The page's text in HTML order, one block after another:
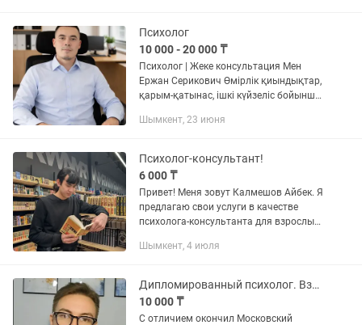
мысли и...
Психолог
10 000 - 20 000 ₸
Психолог | Жеке консультация Мен
Ержан Серикович Өмірлік қиындықтар,
қарым-қатынас, ішкі күйзеліс бойынша
сақталады. Онлайн / офлайн.
Шымкент, 23 июня
Психолог-консультант!
6 000 ₸
Привет! Меня зовут Калмешов Айбек. Я
предлагаю свои услуги в качестве
психолога-консультанта для взрослых
им.Ельцина. Россия, г.Екатеринбург
Шымкент, 4 июля
Дипломированный психолог. Взрослый психолог. Подростковый психолог.
10 000 ₸
С отличием окончил Московский